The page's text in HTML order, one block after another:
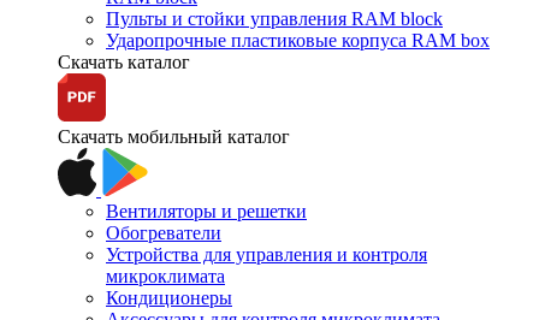
Пульты и стойки управления RAM block
Ударопрочные пластиковые корпуса RAM box
Скачать каталог
Скачать мобильный каталог
Вентиляторы и решетки
Обогреватели
Устройства для управления и контроля
микроклимата
Кондиционеры